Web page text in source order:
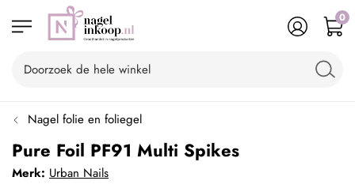
0
Nagel folie en foliegel
Pure Foil PF91 Multi Spikes
Merk: Urban Nails